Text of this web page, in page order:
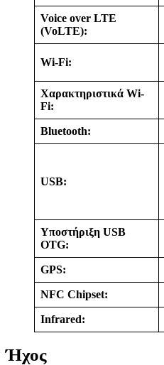
Voice over LTE
(VoLTE):
Wi-Fi:
Χαρακτηριστικά Wi-
Fi:
Bluetooth:
USB:
Υποστήριξη USB
OTG:
GPS:
NFC Chipset:
Infrared:
Ήχος